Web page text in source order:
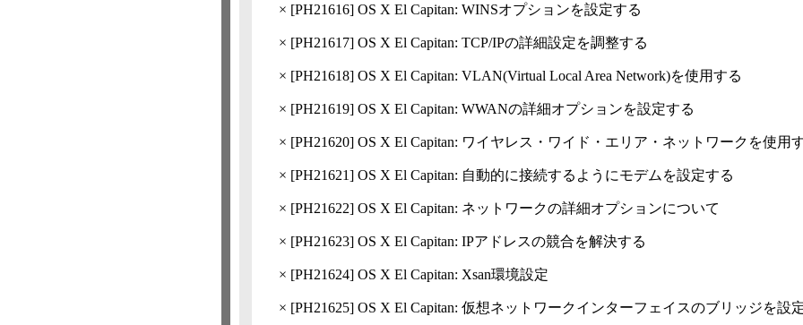
× [PH21616] OS X El Capitan: WINSオプションを設定する
× [PH21617] OS X El Capitan: TCP/IPの詳細設定を調整する
× [PH21618] OS X El Capitan: VLAN(Virtual Local Area Network)を使用する
× [PH21619] OS X El Capitan: WWANの詳細オプションを設定する
× [PH21620] OS X El Capitan: ワイヤレス・ワイド・エリア・ネットワークを使用
× [PH21621] OS X El Capitan: 自動的に接続するようにモデムを設定する
× [PH21622] OS X El Capitan: ネットワークの詳細オプションについて
× [PH21623] OS X El Capitan: IPアドレスの競合を解決する
× [PH21624] OS X El Capitan: Xsan環境設定
× [PH21625] OS X El Capitan: 仮想ネットワークインターフェイスのブリッジを設